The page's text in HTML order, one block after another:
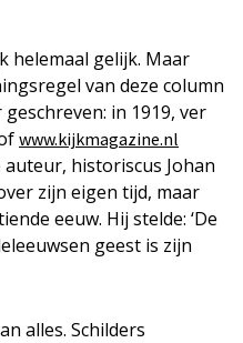
helemaal gelijk. Maar
van deze column
in 1919, ver
www.kijkmagazine.nl
historiscus Johan
zijn eigen tijd, maar
eeuw. Hij stelde: ‘De
geest is zijn
alles. Schilders